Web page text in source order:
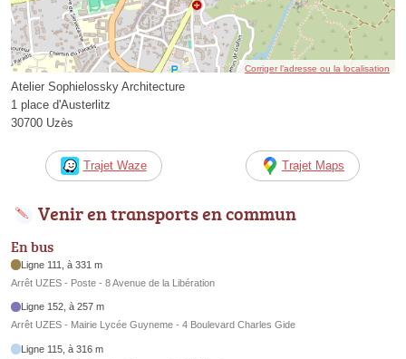
Corriger l’adresse ou la localisation
Atelier Sophielossky Architecture
1 place d'Austerlitz
30700 Uzès
Trajet Waze Trajet Maps
Venir en transports en commun
En bus
Ligne 111, à 331 m
Arrêt UZES - Poste - 8 Avenue de la Libération
Ligne 152, à 257 m
Arrêt UZES - Mairie Lycée Guyneme - 4 Boulevard Charles Gide
Ligne 115, à 316 m